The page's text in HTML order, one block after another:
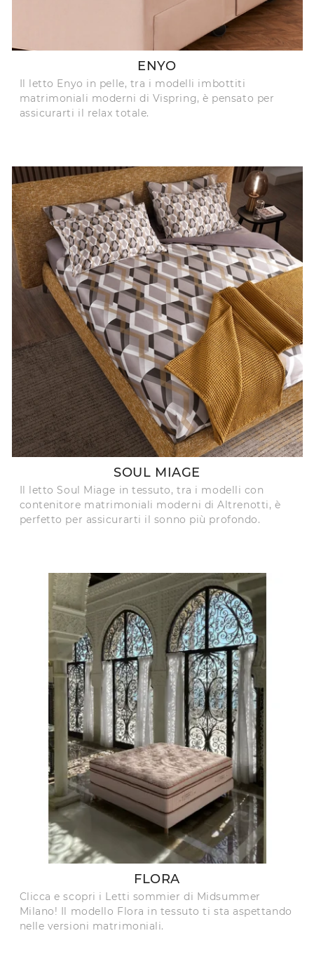
ENYO
Il letto Enyo in pelle, tra i modelli imbottiti
matrimoniali moderni di Vispring, è pensato per
assicurarti il relax totale.
SOUL MIAGE
Il letto Soul Miage in tessuto, tra i modelli con
contenitore matrimoniali moderni di Altrenotti, è
perfetto per assicurarti il sonno più profondo.
FLORA
Clicca e scopri i Letti sommier di Midsummer
Milano! Il modello Flora in tessuto ti sta aspettando
nelle versioni matrimoniali.